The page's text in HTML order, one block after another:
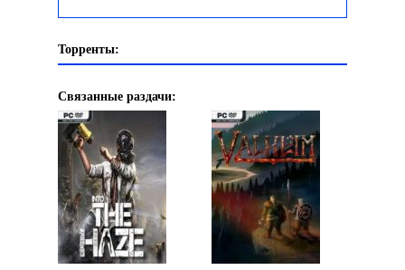
Торренты:
Связанные раздачи: